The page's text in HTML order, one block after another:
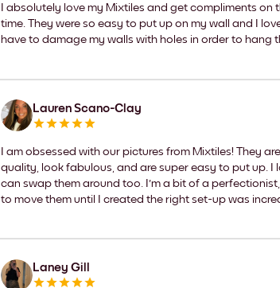
I absolutely love my Mixtiles and get compliments on
time. They were so easy to put up on my wall and I
have to damage my walls with holes in order to hang
Lauren Scano-Clay
I am obsessed with our pictures from Mixtiles! They
quality, look fabulous, and are super easy to put up. I
can swap them around too. I'm a bit of a
to move them until I created the right set-up was
Laney Gill